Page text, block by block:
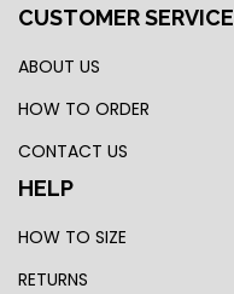
CUSTOMER SERVICE
ABOUT US
HOW TO ORDER
CONTACT US
HELP
HOW TO SIZE
RETURNS